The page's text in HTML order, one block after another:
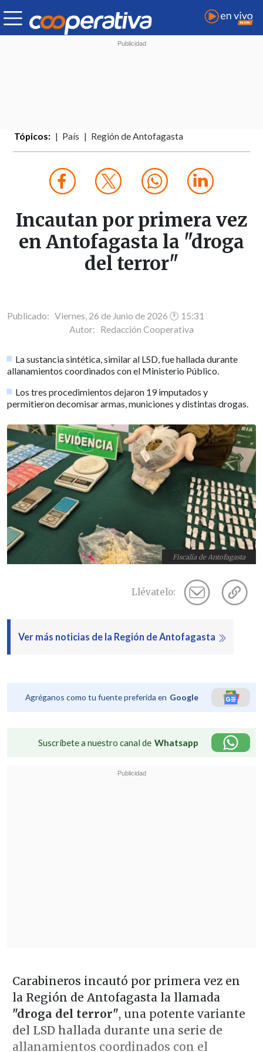
Tópicos: País Región de Antofagasta
Incautan por primera vez
en Antofagasta la "droga
del terror"
Publicado: Viernes, 26 de Junio de 2026 🕐 15:31
Autor: Redacción Cooperativa
La sustancia sintética, similar al LSD, fue hallada durante
allanamientos coordinados con el Ministerio Público.
Los tres procedimientos dejaron 19 imputados y
permitieron decomisar armas, municiones y distintas drogas.
Fiscalía de Antofagasta
Llévatelo:
Ver más noticias de la Región de Antofagasta
Agréganos como tu fuente preferida en Google
Suscríbete a nuestro canal de Whatsapp
Carabineros incautó por primera vez en
la Región de Antofagasta la llamada
"droga del terror", una potente variante
del LSD hallada durante una serie de
allanamientos coordinados con el